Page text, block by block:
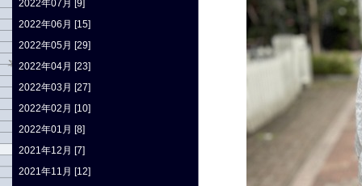
2022年07月 [9]
2022年06月 [15]
2022年05月 [29]
2022年04月 [23]
2022年03月 [27]
2022年02月 [10]
2022年01月 [8]
2021年12月 [7]
2021年11月 [12]